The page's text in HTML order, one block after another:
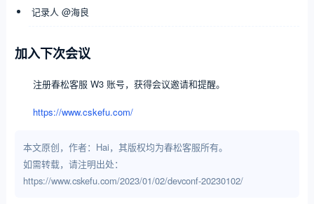
记录人 @海良
加入下次会议
注册春松客服 W3 账号，获得会议邀请和提醒。
https://www.cskefu.com/
本文原创，作者：Hai，其版权均为春松客服所有。
如需转载，请注明出处：
https://www.cskefu.com/2023/01/02/devconf-20230102/